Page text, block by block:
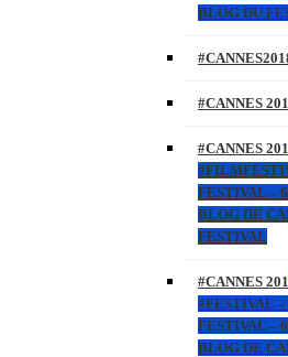
BLOG DU
#CANNES
#CANNES
FESTIVAL –
BLOG DE
FESTIVAL
#CANNES
#FESTIVAL
FESTIVAL –
BLOG DE